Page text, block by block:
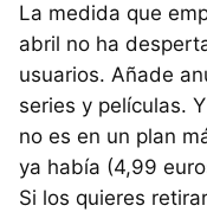
La medida que
abril no ha
usuarios. Añade
series y películas.
no es en un plan
ya había (4,99
Si los quieres